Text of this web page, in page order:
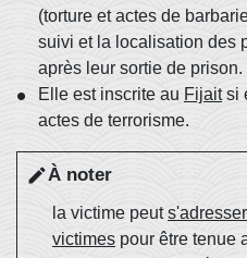
(torture et actes de
suivi et la localisation des
après leur sortie de prison.
Elle est inscrite au Fijaitsi
actes de terrorisme.
editÀ noter
la victime peut
victimes pour être tenue